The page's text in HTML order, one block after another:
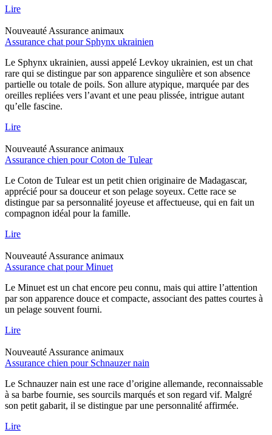
Lire
Nouveauté Assurance animaux
Assurance chat pour Sphynx ukrainien
Le Sphynx ukrainien, aussi appelé Levkoy ukrainien, est un chat
rare qui se distingue par son apparence singulière et son absence
partielle ou totale de poils. Son allure atypique, marquée par des
oreilles repliées vers l’avant et une peau plissée, intrigue autant
qu’elle fascine.
Lire
Nouveauté Assurance animaux
Assurance chien pour Coton de Tulear
Le Coton de Tulear est un petit chien originaire de Madagascar,
apprécié pour sa douceur et son pelage soyeux. Cette race se
distingue par sa personnalité joyeuse et affectueuse, qui en fait un
compagnon idéal pour la famille.
Lire
Nouveauté Assurance animaux
Assurance chat pour Minuet
Le Minuet est un chat encore peu connu, mais qui attire l’attention
par son apparence douce et compacte, associant des pattes courtes à
un pelage souvent fourni.
Lire
Nouveauté Assurance animaux
Assurance chien pour Schnauzer nain
Le Schnauzer nain est une race d’origine allemande, reconnaissable
à sa barbe fournie, ses sourcils marqués et son regard vif. Malgré
son petit gabarit, il se distingue par une personnalité affirmée.
Lire